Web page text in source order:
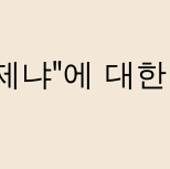
냐"에 대